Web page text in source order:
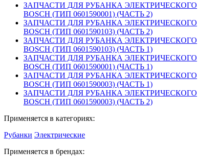
ЗАПЧАСТИ ДЛЯ РУБАНКА ЭЛЕКТРИЧЕСКОГО
BOSCH (ТИП 0601590001) (ЧАСТЬ 2)
ЗАПЧАСТИ ДЛЯ РУБАНКА ЭЛЕКТРИЧЕСКОГО
BOSCH (ТИП 0601590103) (ЧАСТЬ 2)
ЗАПЧАСТИ ДЛЯ РУБАНКА ЭЛЕКТРИЧЕСКОГО
BOSCH (ТИП 0601590103) (ЧАСТЬ 1)
ЗАПЧАСТИ ДЛЯ РУБАНКА ЭЛЕКТРИЧЕСКОГО
BOSCH (ТИП 0601590001) (ЧАСТЬ 1)
ЗАПЧАСТИ ДЛЯ РУБАНКА ЭЛЕКТРИЧЕСКОГО
BOSCH (ТИП 0601590003) (ЧАСТЬ 1)
ЗАПЧАСТИ ДЛЯ РУБАНКА ЭЛЕКТРИЧЕСКОГО
BOSCH (ТИП 0601590003) (ЧАСТЬ 2)
Применяется в категориях:
Рубанки Электрические
Применяется в брендах: